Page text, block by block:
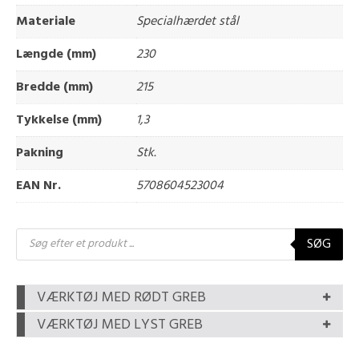
Materiale
Specialhærdet stål
Længde (mm)
230
Bredde (mm)
215
Tykkelse (mm)
1,3
Pakning
Stk.
EAN Nr.
5708604523004
Products
search SØG
VÆRKTØJ MED RØDT GREB
VÆRKTØJ MED LYST GREB